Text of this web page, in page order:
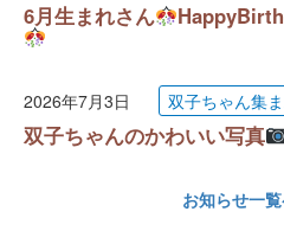
6月生まれさん
2026年7月3日 双子ちゃん集ま
双子ちゃんのかわいい写真
お知らせ一